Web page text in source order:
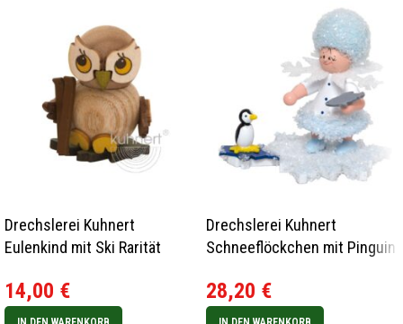
Drechslerei Kuhnert
Eulenkind mit Ski Rarität
14,00 €
Drechslerei Kuhnert
Schneeflöckchen mit Pinguin
28,20 €